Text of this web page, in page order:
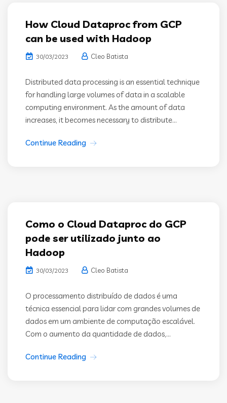
How Cloud Dataproc from GCP
can be used with Hadoop
30/03/2023 Cleo Batista
Distributed data processing is an essential technique
for handling large volumes of data in a scalable
computing environment. As the amount of data
increases, it becomes necessary to distribute...
Continue Reading
Como o Cloud Dataproc do GCP
pode ser utilizado junto ao
Hadoop
30/03/2023 Cleo Batista
O processamento distribuído de dados é uma
técnica essencial para lidar com grandes volumes de
dados em um ambiente de computação escalável.
Com o aumento da quantidade de dados,...
Continue Reading